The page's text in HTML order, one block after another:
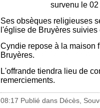
survenu le 02 juin
Ses obsèques religieuses
l'église de Bruyères
Cyndie repose à la maison
Bruyères.
L'offrande tiendra lieu de
remerciements.
08:17 Publié dans Décès,